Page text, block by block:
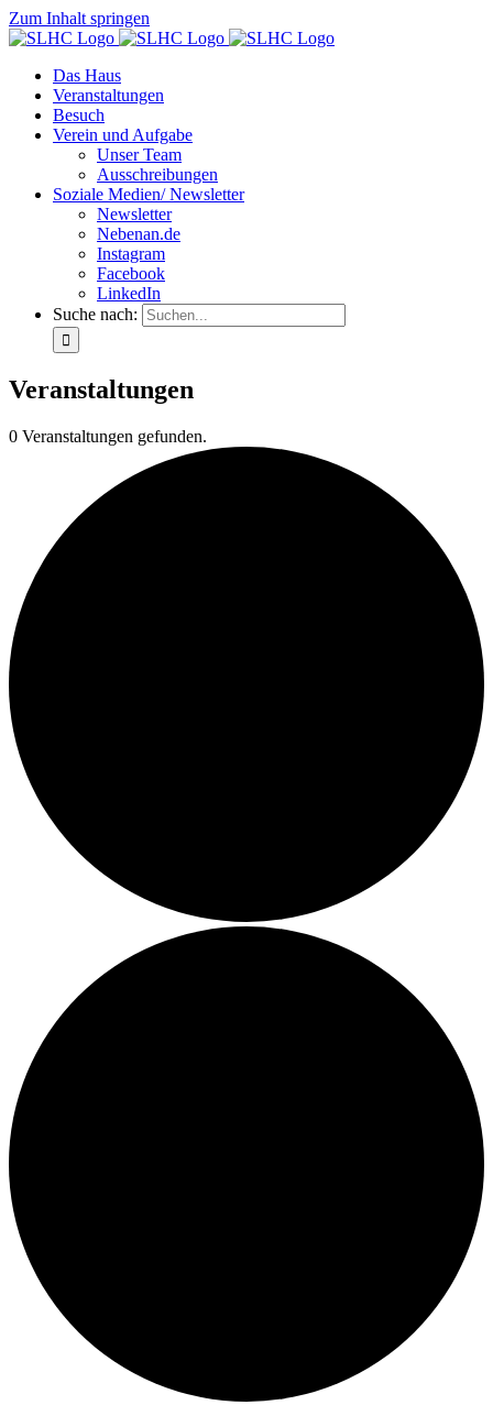
Zum Inhalt springen
Das Haus
Veranstaltungen
Besuch
Verein und Aufgabe
Unser Team
Ausschreibungen
Soziale Medien/ Newsletter
Newsletter
Nebenan.de
Instagram
Facebook
LinkedIn
Suche nach:
Veranstaltungen
0 Veranstaltungen gefunden.